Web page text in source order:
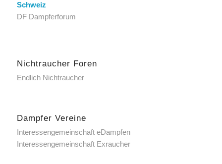
Schweiz
DF Dampferforum
Nichtraucher Foren
Endlich Nichtraucher
Dampfer Vereine
Interessengemeinschaft eDampfen
Interessengemeinschaft Exraucher